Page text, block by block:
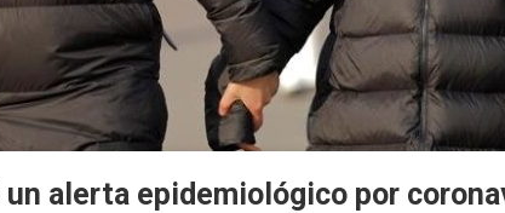
alerta epidemiológico por